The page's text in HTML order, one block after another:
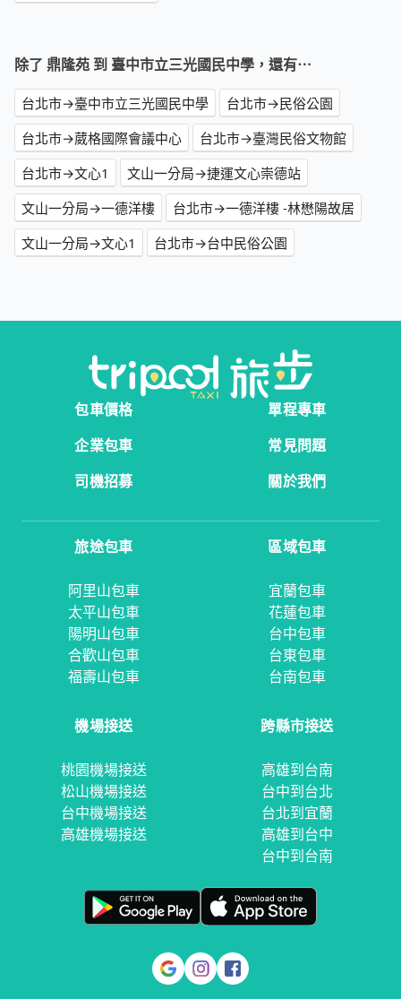
除了 鼎隆苑 到 臺中市立三光國民中學，還有⋯
台北市→臺中市立三光國民中學
台北市→民俗公園
台北市→葳格國際會議中心
台北市→臺灣民俗文物館
台北市→文心1
文山一分局→捷運文心崇德站
文山一分局→一德洋樓
台北市→一德洋樓 -林懋陽故居
文山一分局→文心1
台北市→台中民俗公園
包車價格
單程專車
企業包車
常見問題
司機招募
關於我們
旅途包車
阿里山包車
太平山包車
陽明山包車
合歡山包車
福壽山包車
區域包車
宜蘭包車
花蓮包車
台中包車
台東包車
台南包車
機場接送
桃園機場接送
松山機場接送
台中機場接送
高雄機場接送
跨縣市接送
高雄到台南
台中到台北
台北到宜蘭
高雄到台中
台中到台南